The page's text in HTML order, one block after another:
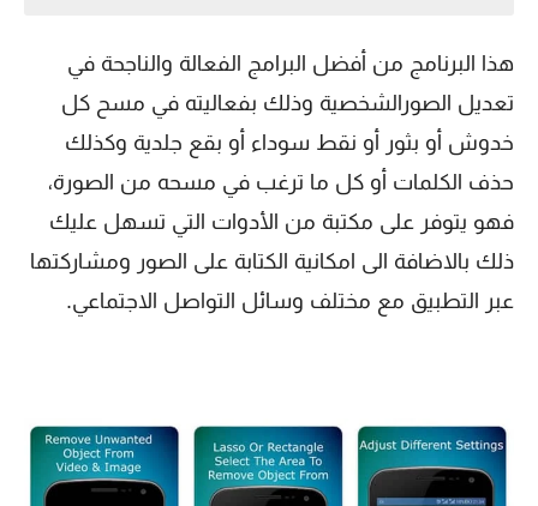
هذا البرنامج من أفضل البرامج الفعالة والناجحة في
تعديل الصورالشخصية وذلك بفعاليته في مسح كل
خدوش أو بثور أو نقط سوداء أو بقع جلدية وكذلك
حذف الكلمات أو كل ما ترغب في مسحه من الصورة،
فهو يتوفر على مكتبة من الأدوات التي تسهل عليك
ذلك بالاضافة الى امكانية الكتابة على الصور ومشاركتها
عبر التطبيق مع مختلف وسائل التواصل الاجتماعي.